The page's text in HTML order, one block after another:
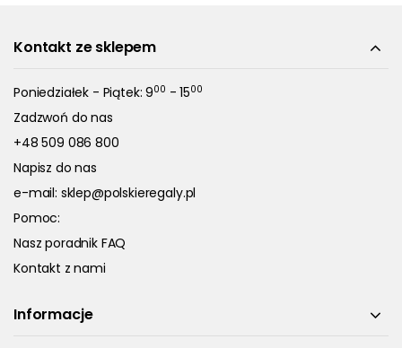
Kontakt ze sklepem
Poniedziałek - Piątek: 900 - 1500
Zadzwoń do nas
+48 509 086 800
Napisz do nas
e-mail: sklep@polskieregaly.pl
Pomoc:
Nasz poradnik FAQ
Kontakt z nami
Informacje